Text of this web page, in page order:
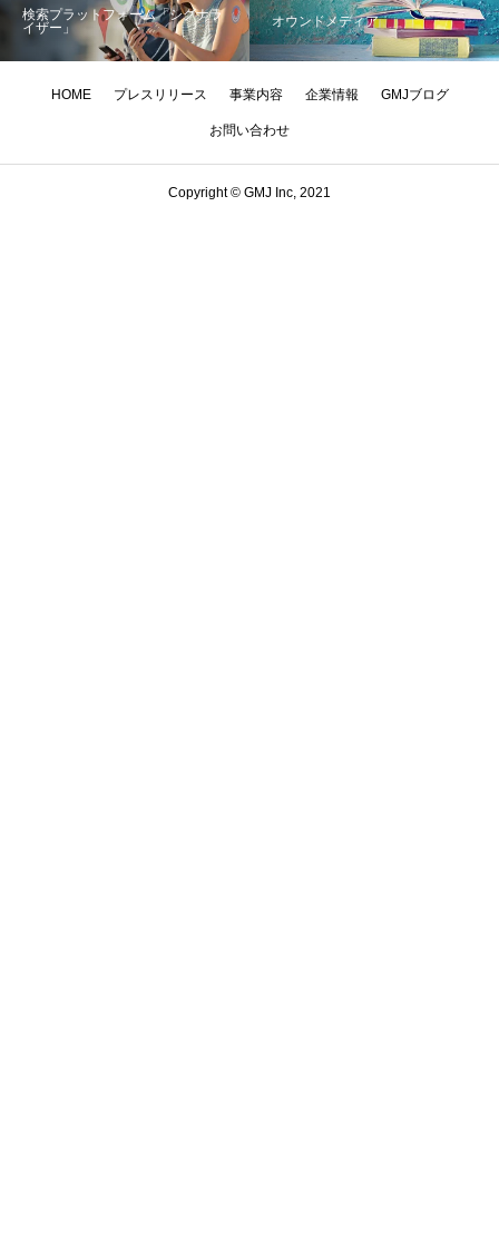
検索プラットフォーム「シグナラ
イザー」
オウンドメディア
HOME プレスリリース 事業内容 企業情報 GMJブログ
お問い合わせ
Copyright © GMJ Inc, 2021